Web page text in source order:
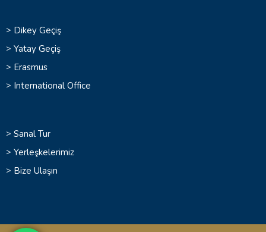
> Dikey Geçiş
> Yatay Geçiş
> Erasmus
> International Office
> Sanal Tur
> Yerleşkelerimiz
> Bize Ulaşın